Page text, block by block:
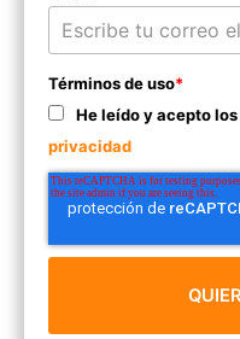
Términos de uso*
He leído y acepto los
privacidad